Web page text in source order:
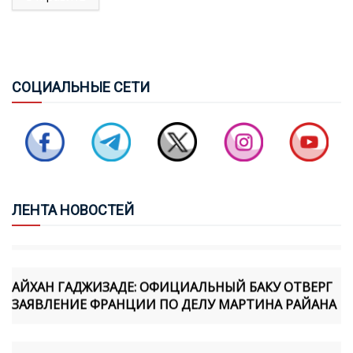
СОЦИАЛЬНЫЕ СЕТИ
ЛЕНТА НОВОСТЕЙ
КАТОЛИКОСА ВСЕХ АРМЯН ГАРЕГИНА II СОСТОИТСЯ
7 АВГУСТА
ПАШИНЯН: РЕШЕНИЕ ОТНОСИТЕЛЬНО
СПЕЦИАЛЬНОГО ПОСЛАННИКА ЕЩЕ НЕ ПРИНЯТО
АЙХАН ГАДЖИЗАДЕ: ОФИЦИАЛЬНЫЙ БАКУ ОТВЕРГ
ЗАЯВЛЕНИЕ ФРАНЦИИ ПО ДЕЛУ МАРТИНА РАЙАНА